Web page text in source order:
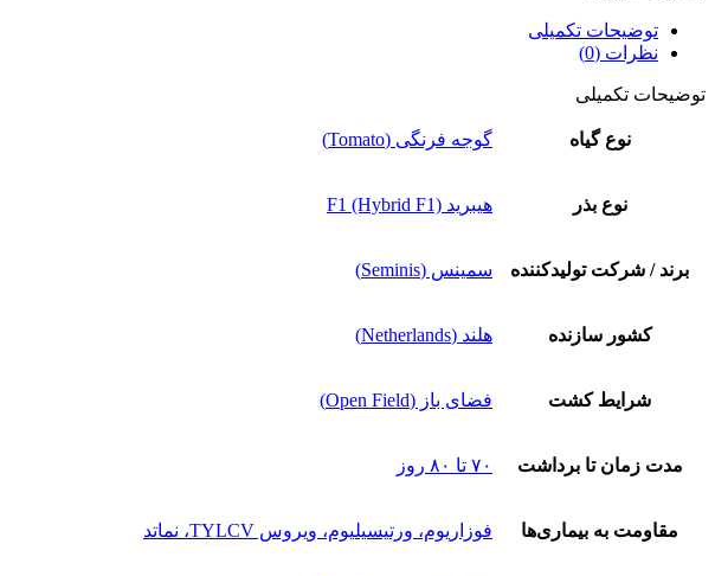
توضیحات تکمیلی
نظرات (0)
توضیحات تکمیلی
نوع گیاه گوجه فرنگی (Tomato)
نوع بذر هیبرید F1 (Hybrid F1)
برند / شرکت تولیدکننده سمینس (Seminis)
کشور سازنده هلند (Netherlands)
شرایط کشت فضای باز (Open Field)
مدت زمان تا برداشت ۷۰ تا ۸۰ روز
مقاومت به بیماری‌ها فوزاریوم، ورتیسیلیوم، ویروس TYLCV، نماتد